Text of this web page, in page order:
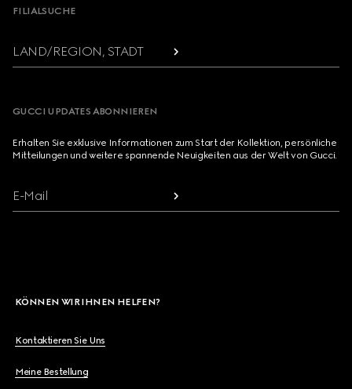
FILIALSUCHE
LAND/REGION, STADT
GUCCI UPDATES ABONNIEREN
Erhalten Sie exklusive Informationen zum Start der Kollektion, persönliche
Mitteilungen und weitere spannende Neuigkeiten aus der Welt von Gucci.
E-Mail
KÖNNEN WIR IHNEN HELFEN?
Kontaktieren Sie Uns
Meine Bestellung